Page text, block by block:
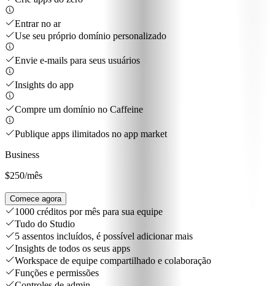
Entrar no ar
Use seu próprio domínio personalizado
Envie e-mails para seus usuários
Insights do app
Compre um domínio no Caffeine
Publique apps ilimitados no app market
Business
$250/mês
Comece agora
1000 créditos por mês para sua equipe
Tudo do Studio
5 assentos incluídos, é possível adicionar mais
Insights de todos os seus apps
Workspace de equipe compartilhado e colaboração
Funções e permissões